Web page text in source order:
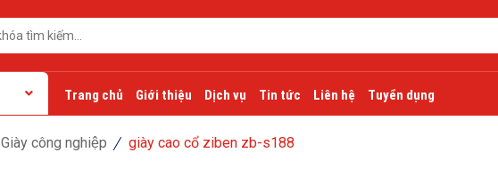
Trang chủ Giới thiệu Dịch vụ Tin tức Liên hệ Tuyển dụng
Giày công nghiệp giày cao cổ ziben zb-s188